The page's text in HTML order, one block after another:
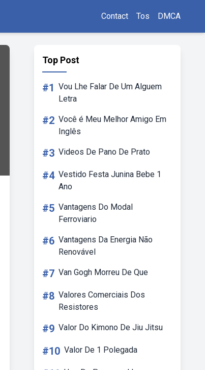
Contact Tos DMCA
Top Post
#1 Vou Lhe Falar De Um Alguem
Letra
#2 Você é Meu Melhor Amigo Em
Inglês
#3 Videos De Pano De Prato
#4 Vestido Festa Junina Bebe 1
Ano
#5 Vantagens Do Modal
Ferroviario
#6 Vantagens Da Energia Não
Renovável
#7 Van Gogh Morreu De Que
#8 Valores Comerciais Dos
Resistores
#9 Valor Do Kimono De Jiu Jitsu
#10 Valor De 1 Polegada